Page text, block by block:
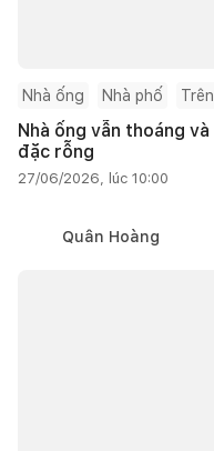
Nhà ống Nhà phố
Nhà ống vẫn thoáng
đặc rỗng
27/06/2026, lúc 10:00
Quân Hoàng